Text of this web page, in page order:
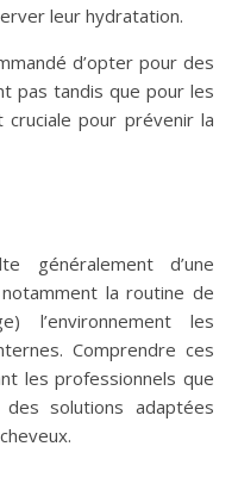
leur hydratation.
d’opter pour des
pas tandis que pour les
cruciale pour prévenir la
généralement d’une
la routine de
l’environnement les
Comprendre ces
les professionnels que
solutions adaptées